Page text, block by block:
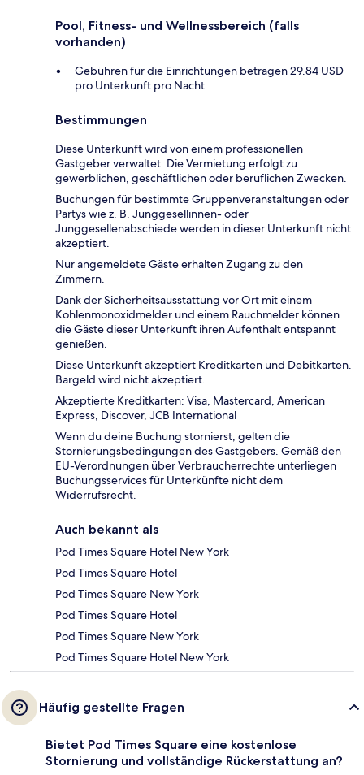
Pool, Fitness- und Wellnessbereich (falls
vorhanden)
Gebühren für die Einrichtungen betragen 29.84 USD
pro Unterkunft pro Nacht.
Bestimmungen
Diese Unterkunft wird von einem professionellen
Gastgeber verwaltet. Die Vermietung erfolgt zu
gewerblichen, geschäftlichen oder beruflichen Zwecken.
Buchungen für bestimmte Gruppenveranstaltungen oder
Partys wie z. B. Junggesellinnen- oder
Junggesellenabschiede werden in dieser Unterkunft nicht
akzeptiert.
Nur angemeldete Gäste erhalten Zugang zu den
Zimmern.
Dank der Sicherheitsausstattung vor Ort mit einem
Kohlenmonoxidmelder und einem Rauchmelder können
die Gäste dieser Unterkunft ihren Aufenthalt entspannt
genießen.
Diese Unterkunft akzeptiert Kreditkarten und Debitkarten.
Bargeld wird nicht akzeptiert.
Akzeptierte Kreditkarten: Visa, Mastercard, American
Express, Discover, JCB International
Wenn du deine Buchung stornierst, gelten die
Stornierungsbedingungen des Gastgebers. Gemäß den
EU-Verordnungen über Verbraucherrechte unterliegen
Buchungsservices für Unterkünfte nicht dem
Widerrufsrecht.
Auch bekannt als
Pod Times Square Hotel New York
Pod Times Square Hotel
Pod Times Square New York
Pod Times Square Hotel
Pod Times Square New York
Pod Times Square Hotel New York
Häufig gestellte Fragen
Bietet Pod Times Square eine kostenlose
Stornierung und vollständige Rückerstattung an?